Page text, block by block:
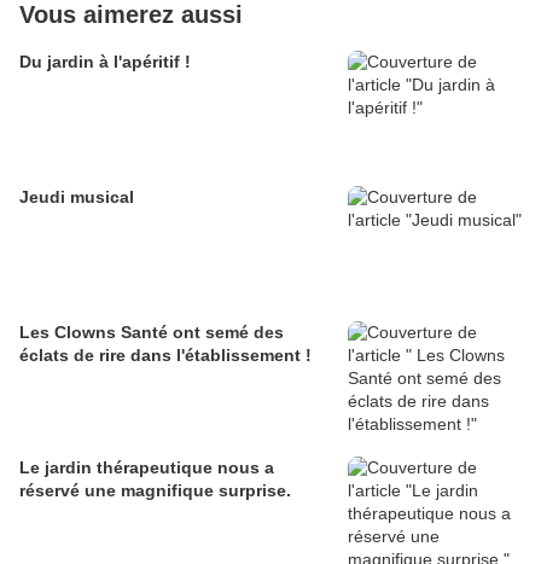
Vous aimerez aussi
Du jardin à l'apéritif !
Jeudi musical
Les Clowns Santé ont semé des
éclats de rire dans l'établissement !
Le jardin thérapeutique nous a
réservé une magnifique surprise.